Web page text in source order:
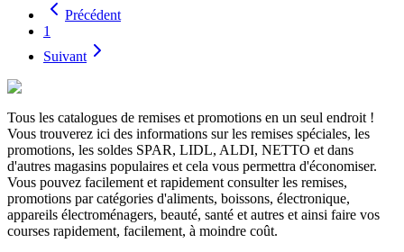
Précédent
1
Suivant
Tous les catalogues de remises et promotions en un seul endroit !
Vous trouverez ici des informations sur les remises spéciales, les
promotions, les soldes SPAR, LIDL, ALDI, NETTO et dans
d'autres magasins populaires et cela vous permettra d'économiser.
Vous pouvez facilement et rapidement consulter les remises,
promotions par catégories d'aliments, boissons, électronique,
appareils électroménagers, beauté, santé et autres et ainsi faire vos
courses rapidement, facilement, à moindre coût.